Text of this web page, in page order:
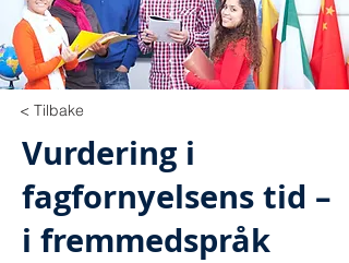
< Tilbake
Vurdering i
fagfornyelsens tid –
i fremmedspråk